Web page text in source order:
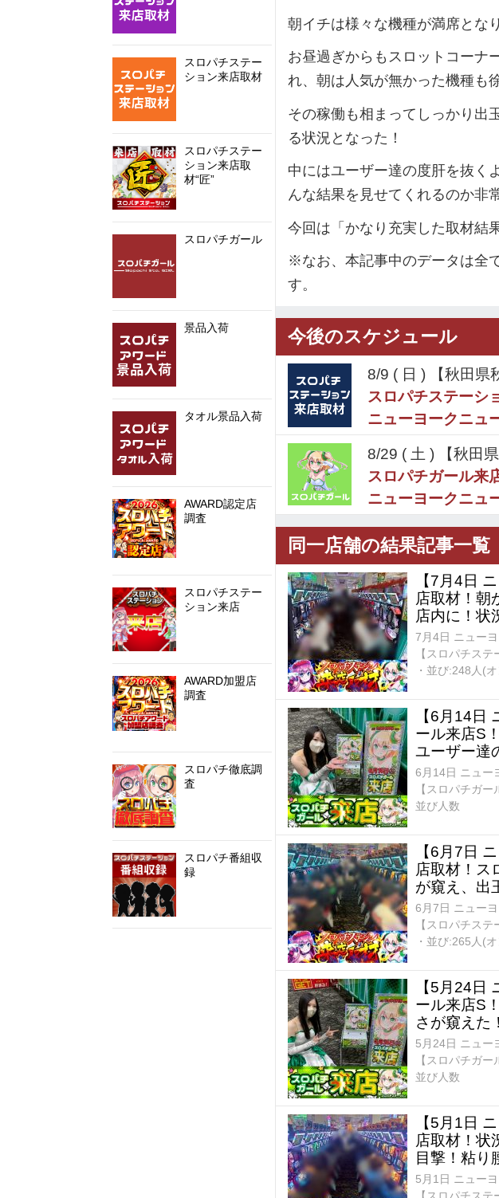
スロパチステー
ション来店取材
スロパチステー
ション来店取
材“匠”
スロパチガール
景品入荷
タオル景品入荷
AWARD認定店
調査
スロパチステー
ション来店
AWARD加盟店
調査
スロパチ徹底調
査
スロパチ番組収
録
朝イチは様々な機種が満席とな
お昼過ぎからもスロットコーナ
れ、朝は人気が無かった機種も
その稼働も相まってしっかり出
る状況となった！
中にはユーザー達の度肝を抜く
んな結果を見せてくれるのか非
今回は「かなり充実した取材結
※なお、本記事中のデータは全
す。
今後のスケジュール
8/9 ( 日 ) 【秋田県
スロパチステーシ
ニューヨークニュ
8/29 ( 土 ) 【秋田県
スロパチガール来
ニューヨークニュ
同一店舗の結果記事一覧
【7月4日
店取材！朝
店内に！状
7月4日 ニュー
【スロパチステ
・並び:248人(
【6月14日
ール来店S
ユーザー達
6月14日 ニュー
【スロパチガー
並び人数
【6月7日
店取材！ス
が窺え、出
6月7日 ニュー
【スロパチステ
・並び:265人(
【5月24日
ール来店S
さが窺えた
5月24日 ニュー
【スロパチガー
並び人数
【5月1日
店取材！状
目撃！粘り
5月1日 ニュー
【スロパチステ